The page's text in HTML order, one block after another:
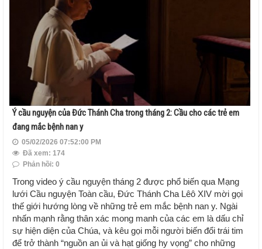
Ý cầu nguyện của Đức Thánh Cha trong tháng 2: Cầu cho các trẻ em
đang mắc bệnh nan y
05/02/2026 07:52:00 PM
Đã xem: 174
Phản hồi: 0
Trong video ý cầu nguyện tháng 2 được phổ biến qua Mạng
lưới Cầu nguyện Toàn cầu, Đức Thánh Cha Lêô XIV mời gọi
thế giới hướng lòng về những trẻ em mắc bệnh nan y. Ngài
nhấn mạnh rằng thân xác mong manh của các em là dấu chỉ
sự hiện diện của Chúa, và kêu gọi mỗi người biến đổi trái tim
để trở thành “nguồn an ủi và hạt giống hy vọng” cho những